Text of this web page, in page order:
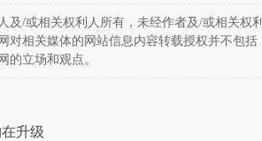
及/或相关权利人所有，未经作者及/或相关权利
对相关媒体的网站信息内容转载授权并不包括
的立场和观点。
升级